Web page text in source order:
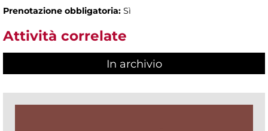
Prenotazione obbligatoria: Sì
Attività correlate
In archivio